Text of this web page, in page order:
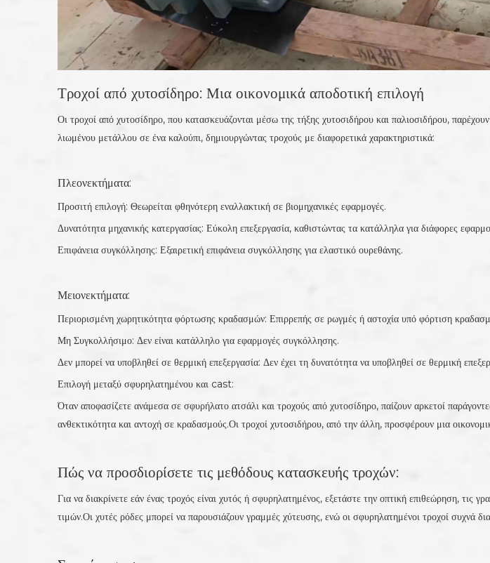
Τροχοί από χυτοσίδηρο: Μια οικονομικά αποδοτική επιλογή
Οι τροχοί από χυτοσίδηρο, που κατασκευάζονται μέσω της τήξης χυτοσιδήρου και παλιοσιδήρου,
λιωμένου μετάλλου σε ένα καλούπι, δημιουργώντας τροχούς με διαφορετικά χαρακτηριστικά:
Πλεονεκτήματα:
Προσιτή επιλογή: Θεωρείται φθηνότερη εναλλακτική σε βιομηχανικές εφαρμογές.
Δυνατότητα μηχανικής κατεργασίας: Εύκολη επεξεργασία, καθιστώντας τα κατάλληλα για διάφορες
Επιφάνεια συγκόλλησης: Εξαιρετική επιφάνεια συγκόλλησης για ελαστικό ουρεθάνης.
Μειονεκτήματα:
Περιορισμένη χωρητικότητα φόρτωσης κραδασμών: Επιρρεπής σε ρωγμές ή αστοχία υπό φόρτιση
Μη Συγκολλήσιμο: Δεν είναι κατάλληλο για εφαρμογές συγκόλλησης.
Δεν μπορεί να υποβληθεί σε θερμική επεξεργασία: Δεν έχει τη δυνατότητα να υποβληθεί σε θερμική
Επιλογή μεταξύ σφυρηλατημένου και cast:
Όταν αποφασίζετε ανάμεσα σε σφυρήλατο ατσάλι και τροχούς από χυτοσίδηρο, παίζουν αρκετοί
ανθεκτικότητα και αντοχή σε κραδασμούς.Οι τροχοί χυτοσιδήρου, από την άλλη, προσφέρουν μια
Πώς να προσδιορίσετε τις μεθόδους κατασκευής τροχών:
Για να διακρίνετε εάν ένας τροχός είναι χυτός ή σφυρηλατημένος, εξετάστε την οπτική επιθεώρηση,
τιμών.Οι χυτές ρόδες μπορεί να παρουσιάζουν γραμμές χύτευσης, ενώ οι σφυρηλατημένοι τροχοί συχνά